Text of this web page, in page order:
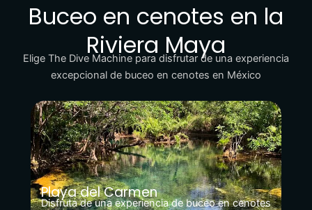
Buceo en cenotes en la
Riviera Maya​
Elige The Dive Machine para disfrutar de una experiencia
excepcional de buceo en cenotes en México
Playa del Carmen
Disfruta de una experiencia de buceo en cenotes